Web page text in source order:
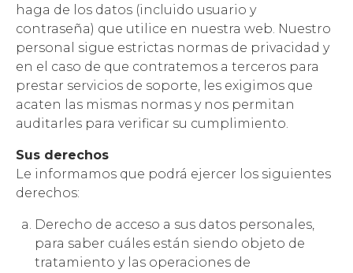
haga de los datos (incluido usuario y
contraseña) que utilice en nuestra web. Nuestro
personal sigue estrictas normas de privacidad y
en el caso de que contratemos a terceros para
prestar servicios de soporte, les exigimos que
acaten las mismas normas y nos permitan
auditarles para verificar su cumplimiento.
Sus derechos
Le informamos que podrá ejercer los siguientes
derechos:
Derecho de acceso a sus datos personales,
para saber cuáles están siendo objeto de
tratamiento y las operaciones de